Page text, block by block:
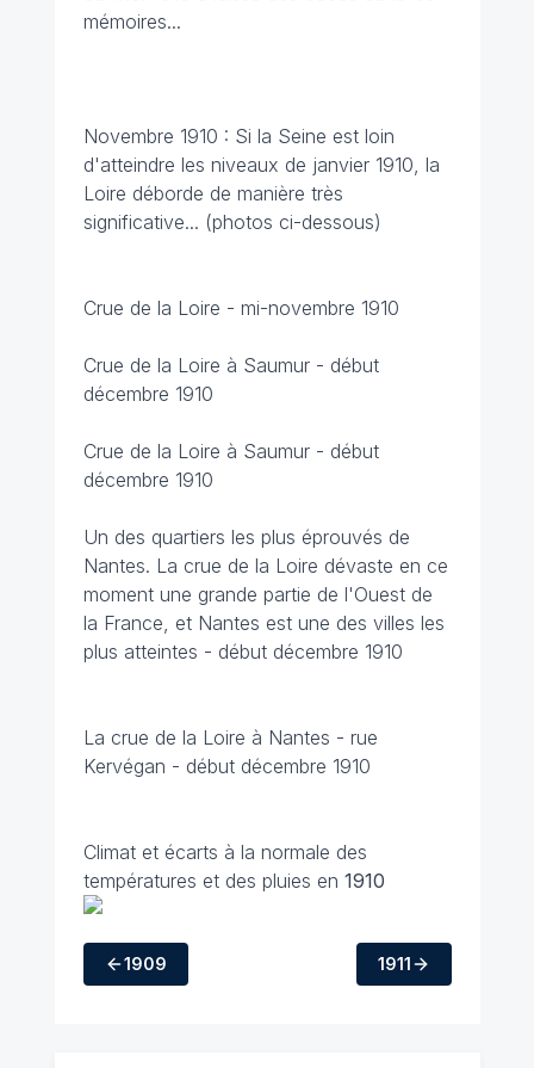
mémoires...
Novembre 1910 : Si la Seine est loin
d'atteindre les niveaux de janvier 1910, la
Loire déborde de manière très
significative... (photos ci-dessous)
Crue de la Loire - mi-novembre 1910
Crue de la Loire à Saumur - début
décembre 1910
Crue de la Loire à Saumur - début
décembre 1910
Un des quartiers les plus éprouvés de
Nantes. La crue de la Loire dévaste en ce
moment une grande partie de l'Ouest de
la France, et Nantes est une des villes les
plus atteintes - début décembre 1910
La crue de la Loire à Nantes - rue
Kervégan - début décembre 1910
Climat et écarts à la normale des
températures et des pluies en 1910
1909 1911